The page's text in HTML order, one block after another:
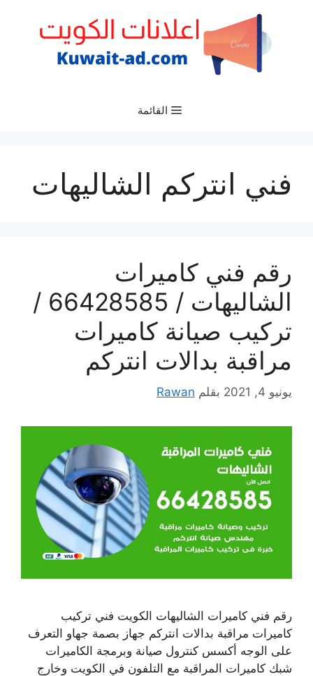
القائمة
فني انتركم الشاليهات
رقم فني كاميرات
الشاليهات / 66428585 /
تركيب صيانة كاميرات
مراقبة بدالات انتركم
يونيو 4, 2021 بقلم Rawan
رقم فني كاميرات الشاليهات الكويت فني تركيب
كاميرات مراقبة بدالات انتركم جهاز بصمة جهاو التعرف
على الوجه أكسس كنترول صيانة وبرمجة الكاميرات
شبك كاميرات المراقبة مع التلفون في الكويت وخارج